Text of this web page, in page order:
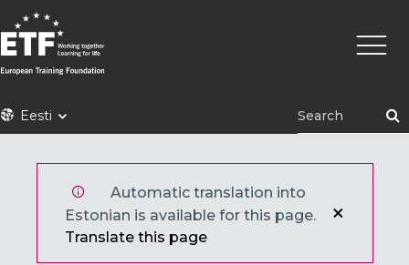
Liigu
edasi
põhisisu
juurde
ETFEesti
Automatic translation into
Estonian is available for this page.
Translate this page